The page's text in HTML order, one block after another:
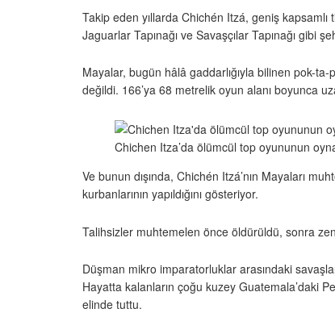
Takip eden yıllarda Chichén Itzá, geniş
Jaguarlar Tapınağı ve Savaşçılar Tapınağı gibi
Mayalar, bugün hâlâ gaddarlığıyla bilinen pok-
değildi. 166’ya 68 metrelik oyun alanı boyunca
Chichen Itza’da ölümcül top oyununun
Ve bunun dışında, Chichén Itzá’nın Mayaları
kurbanlarının yapıldığını gösteriyor.
Talihsizler muhtemelen önce öldürüldü, sonra
Düşman mikro imparatorluklar arasındaki
Hayatta kalanların çoğu kuzey Guatemala’daki
elinde tuttu.